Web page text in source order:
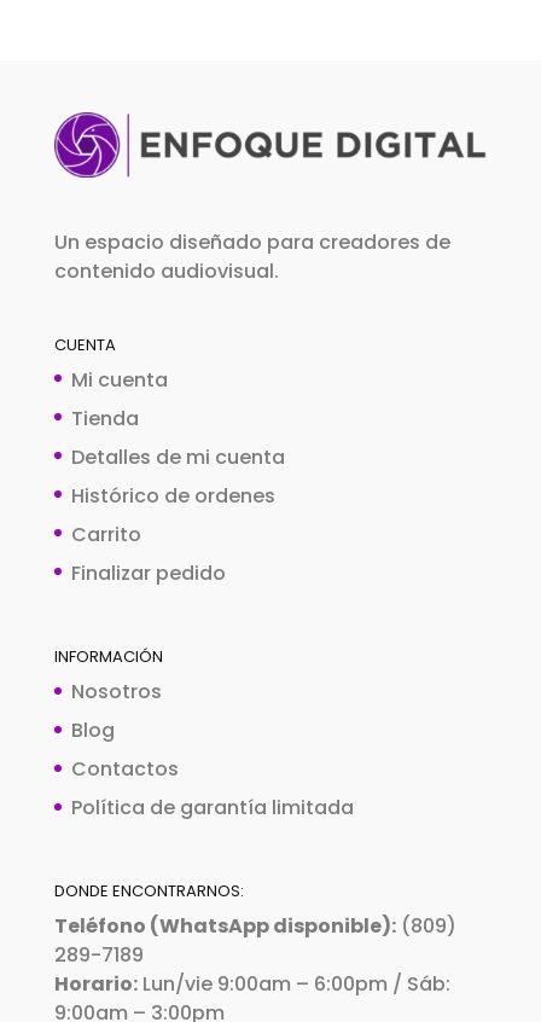
Un espacio diseñado para creadores de
contenido audiovisual.
CUENTA
Mi cuenta
Tienda
Detalles de mi cuenta
Histórico de ordenes
Carrito
Finalizar pedido
INFORMACIÓN
Nosotros
Blog
Contactos
Política de garantía limitada
DONDE ENCONTRARNOS:
Teléfono (WhatsApp disponible):(809)
289-7189
Horario:Lun/vie 9:00am – 6:00pm / Sáb:
9:00am – 3:00pm